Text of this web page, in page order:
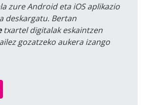
zure Android eta iOS aplikazio
deskargatu. Bertan
txartel digitalak eskaintzen
gozatzeko aukera izango